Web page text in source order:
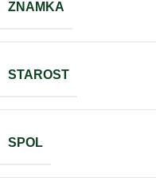
ZNAMKA
STAROST
SPOL